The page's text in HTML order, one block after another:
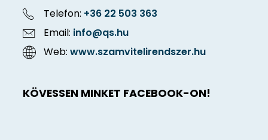
Telefon: +36 22 503 363
Email: info@qs.hu
Web:www.szamvitelirendszer.hu
KÖVESSEN MINKET FACEBOOK-ON!